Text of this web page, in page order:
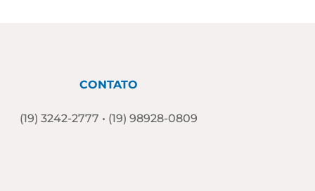
CONTATO
(19) 3242-2777 • (19) 98928-0809